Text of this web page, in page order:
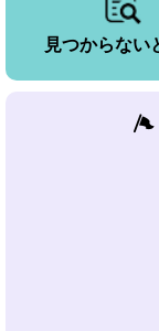
見つからない